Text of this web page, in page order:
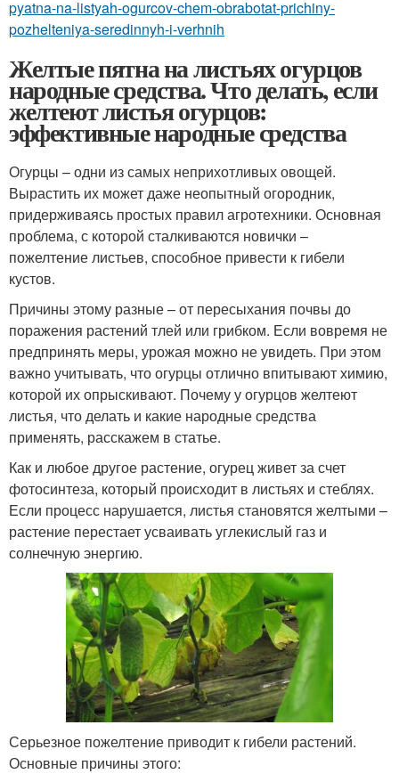
pyatna-na-listyah-ogurcov-chem-obrabotat-prichiny-
pozhelteniya-seredinnyh-i-verhnih
Желтые пятна на листьях огурцов
народные средства. Что делать, если
желтеют листья огурцов:
эффективные народные средства
Огурцы – одни из самых неприхотливых овощей.
Вырастить их может даже неопытный огородник,
придерживаясь простых правил агротехники. Основная
проблема, с которой сталкиваются новички –
пожелтение листьев, способное привести к гибели
кустов.
Причины этому разные – от пересыхания почвы до
поражения растений тлей или грибком. Если вовремя не
предпринять меры, урожая можно не увидеть. При этом
важно учитывать, что огурцы отлично впитывают химию,
которой их опрыскивают. Почему у огурцов желтеют
листья, что делать и какие народные средства
применять, расскажем в статье.
Как и любое другое растение, огурец живет за счет
фотосинтеза, который происходит в листьях и стеблях.
Если процесс нарушается, листья становятся желтыми –
растение перестает усваивать углекислый газ и
солнечную энергию.
Серьезное пожелтение приводит к гибели растений.
Основные причины этого: